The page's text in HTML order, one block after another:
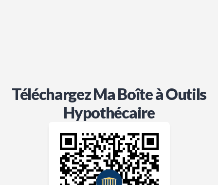
Téléchargez Ma Boîte à Outils
Hypothécaire